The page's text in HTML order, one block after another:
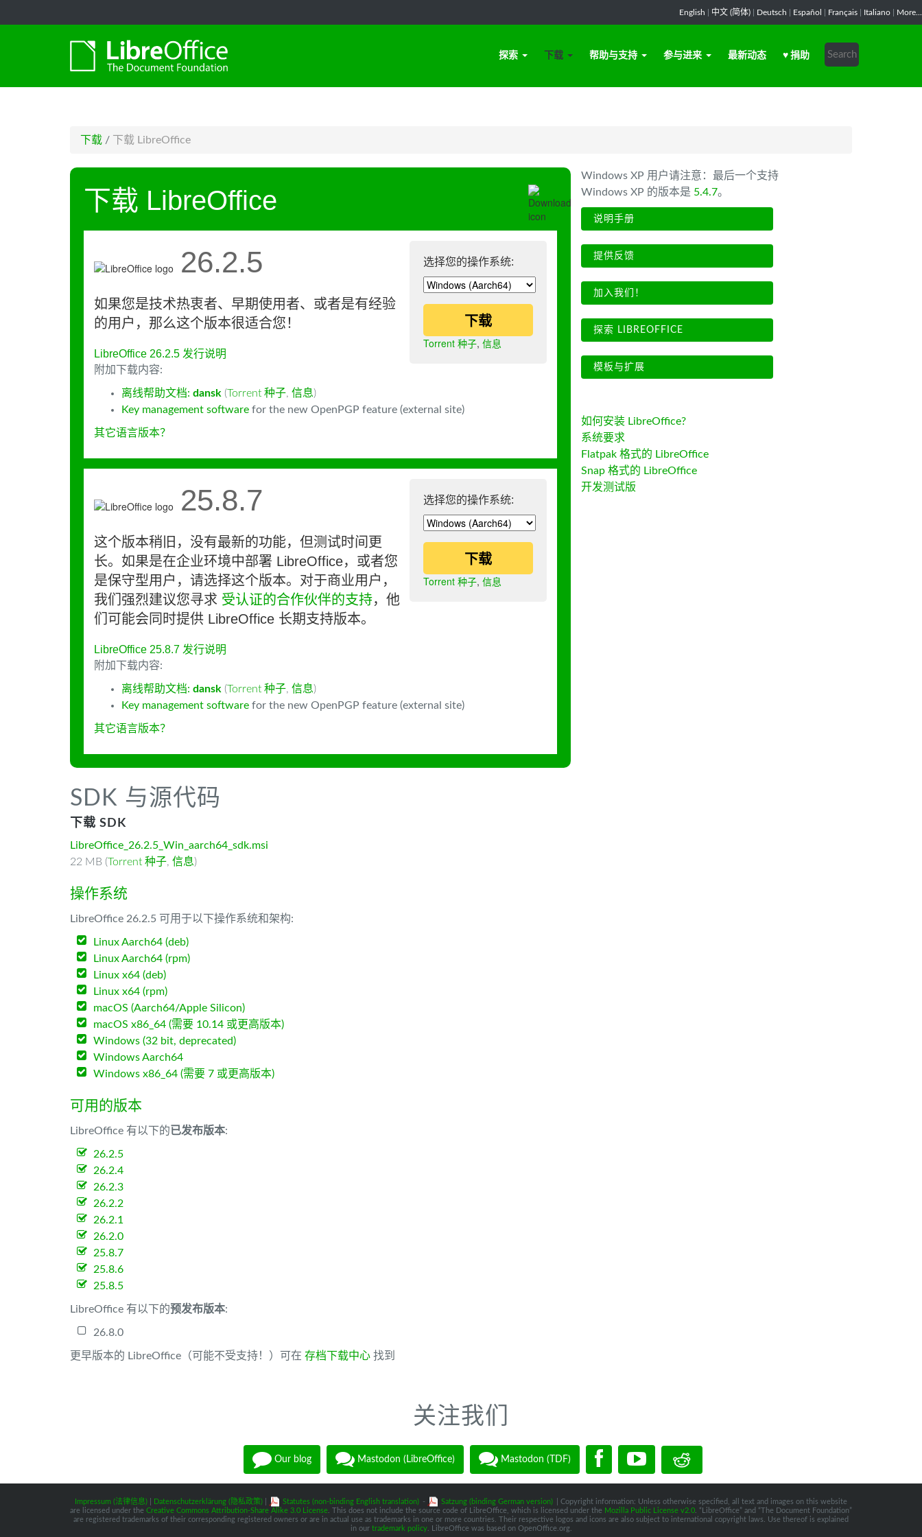
English 中文 (简体) Deutsch Español Français Italiano More...
探索 下载 帮助与支持 参与进来 最新动态 ♥ 捐助
下载 / 下载 LibreOffice
下载 LibreOffice
选择您的操作系统:
下载
Torrent 种子, 信息
26.2.5
如果您是技术热衷者、早期使用者、或者是有经验
的用户，那么这个版本很适合您！
LibreOffice 26.2.5 发行说明
附加下载内容:
离线帮助文档: dansk (Torrent 种子, 信息)
Key management software for the new OpenPGP feature (external site)
其它语言版本？
选择您的操作系统:
下载
Torrent 种子, 信息
25.8.7
这个版本稍旧，没有最新的功能，但测试时间更
长。如果是在企业环境中部署 LibreOffice，或者您
是保守型用户，请选择这个版本。对于商业用户，
我们强烈建议您寻求 受认证的合作伙伴的支持，他
们可能会同时提供 LibreOffice 长期支持版本。
LibreOffice 25.8.7 发行说明
附加下载内容:
离线帮助文档: dansk (Torrent 种子, 信息)
Key management software for the new OpenPGP feature (external site)
其它语言版本？
SDK 与源代码
下载 SDK
LibreOffice_26.2.5_Win_aarch64_sdk.msi
22 MB (Torrent 种子, 信息)
操作系统
LibreOffice 26.2.5 可用于以下操作系统和架构:
Linux Aarch64 (deb)
Linux Aarch64 (rpm)
Linux x64 (deb)
Linux x64 (rpm)
macOS (Aarch64/Apple Silicon)
macOS x86_64 (需要 10.14 或更高版本)
Windows (32 bit, deprecated)
Windows Aarch64
Windows x86_64 (需要 7 或更高版本)
可用的版本
LibreOffice 有以下的已发布版本:
26.2.5
26.2.4
26.2.3
26.2.2
26.2.1
26.2.0
25.8.7
25.8.6
25.8.5
LibreOffice 有以下的预发布版本:
26.8.0
更早版本的 LibreOffice（可能不受支持！）可在 存档下载中心 找到
Windows XP 用户请注意：最后一个支持
Windows XP 的版本是 5.4.7。
说明手册
提供反馈
加入我们！
探索 LIBREOFFICE
模板与扩展
如何安装 LibreOffice?
系统要求
Flatpak 格式的 LibreOffice
Snap 格式的 LibreOffice
开发测试版
关注我们
Our blog Mastodon (LibreOffice) Mastodon (TDF)
Impressum (法律信息) Datenschutzerklärung (隐私政策) Statutes (non-binding English translation) - Satzung (binding German version)
| Copyright information: Unless otherwise specified, all text and images on this website
are licensed under the Creative Commons Attribution-Share Alike 3.0 License . This does not include the source code of LibreOffice, which is licensed under the Mozilla Public License v2.0 . “LibreOffice” and “The Document Foundation”
are registered trademarks of their corresponding registered owners or are in actual use as trademarks in one or more countries. Their respective logos and icons are also subject to international copyright laws. Use thereof is explained
in our trademark policy. LibreOffice was based on OpenOffice.org.